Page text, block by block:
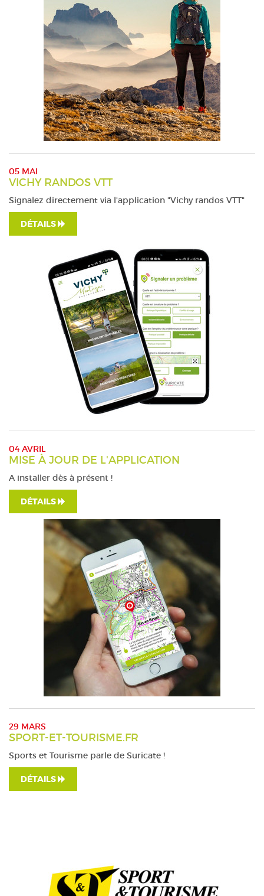
05 MAI
VICHY RANDOS VTT
Signalez directement via l'application "Vichy randos VTT"
DÉTAILS
04 AVRIL
MISE À JOUR DE L'APPLICATION
A installer dès à présent !
DÉTAILS
29 MARS
SPORT-ET-TOURISME.FR
Sports et Tourisme parle de Suricate !
DÉTAILS